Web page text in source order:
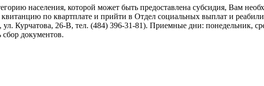
населения, которой может быть предоставлена субсидия, Вам
по квартплате и прийти в Отдел социальных выплат и
Курчатова, 26-В, тел. (484) 396-31-81). Приемные дни: понедельник,
документов.